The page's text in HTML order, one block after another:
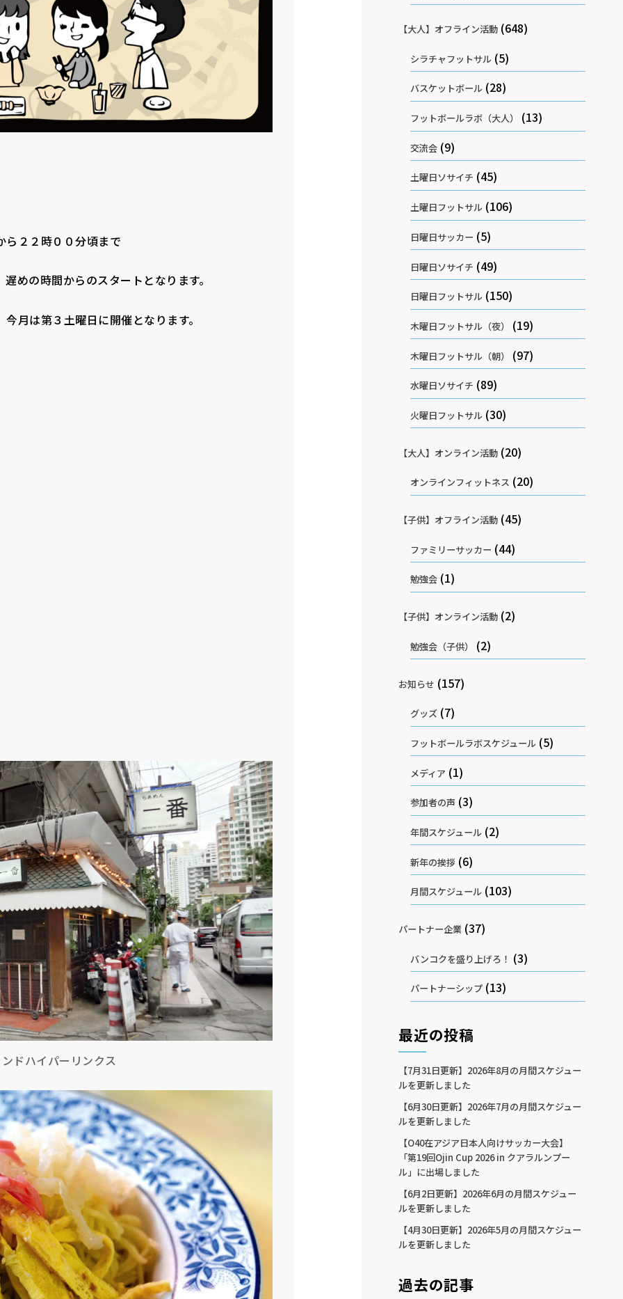
ら２２時００分頃まで
めの時間からのスタートとなります。
月は第３土曜日に開催となります。
ドハイパーリンクス
【大人】オフライン活動 (648)
シラチャフットサル(5)
バスケットボール(28)
フットボールラボ（大人） (13)
交流会(9)
土曜日ソサイチ (45)
土曜日フットサル(106)
日曜日サッカー (5)
日曜日ソサイチ (49)
日曜日フットサル(150)
木曜日フットサル（夜） (19)
木曜日フットサル（朝） (97)
水曜日ソサイチ (89)
火曜日フットサル(30)
【大人】オンライン活動 (20)
オンラインフィットネス (20)
【子供】オフライン活動 (45)
ファミリーサッカー (44)
勉強会(1)
【子供】オンライン活動 (2)
勉強会（子供） (2)
お知らせ (157)
グッズ(7)
フットボールラボスケジュール(5)
メディア (1)
参加者の声 (3)
年間スケジュール(2)
新年の挨拶 (6)
月間スケジュール(103)
パートナー企業 (37)
バンコクを盛り上げろ！ (3)
パートナーシップ(13)
最近の投稿
【7月31日更新】2026年8月の月間スケジュー
ルを更新しました
【6月30日更新】2026年7月の月間スケジュー
ルを更新しました
【O40在アジア日本人向けサッカー大会】
「第19回Ojin Cup 2026 in クアラルンプー
ル」に出場しました
【6月2日更新】2026年6月の月間スケジュー
ルを更新しました
【4月30日更新】2026年5月の月間スケジュー
ルを更新しました
過去の記事